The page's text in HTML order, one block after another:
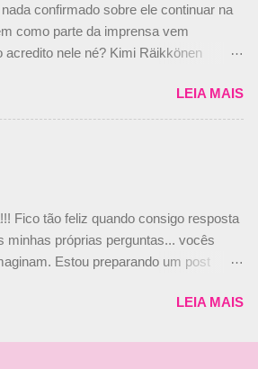
o companheiro de Bruno Senna em
verdade, nós recebemos uma oferta
admitiu Audetto. “Mas depois de ter
explicou, dizendo ainda que
nada contra o filho do tricampeão
Piquet. “Ele é um bom piloto, rápido e
Audetto disse ainda que a suposta
à realidade. “O suposto 15%
seria menor do que aquilo que
pilotos podem trazer: italianos, r...
confirmado sobre ele continuar na
como parte da imprensa vem
acredito nele né? Kimi Räikkönen
an option in my contract so that’s
you that it’s not true." #Kimi7 #EifelGP
77EDVn39Ia — Kimi
fato do Iceman estar há tantos anos na
🇩🇪 #F1
— Formula 1 (@F1) October 8,
LEIA MAIS
Fico tão feliz quando consigo resposta
minhas próprias perguntas... vocês
Estou preparando um post
falei sobre ela, aqui no Octeto. No meio
LEIA MAIS